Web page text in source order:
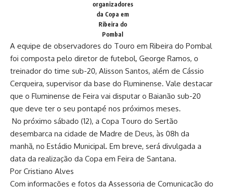
organizadores
da Copa em
Ribeira do
Pombal
A equipe de observadores do Touro em Ribeira do Pombal
foi composta pelo diretor de futebol, George Ramos, o
treinador do time sub-20, Alisson Santos, além de Cássio
Cerqueira, supervisor da base do Fluminense. Vale destacar
que o Fluminense de Feira vai disputar o Baianão sub-20
que deve ter o seu pontapé nos próximos meses.
No próximo sábado (12), a Copa Touro do Sertão
desembarca na cidade de Madre de Deus, às 08h da
manhã, no Estádio Municipal. Em breve, será divulgada a
data da realização da Copa em Feira de Santana.
Por Cristiano Alves
Com informações e fotos da Assessoria de Comunicação do